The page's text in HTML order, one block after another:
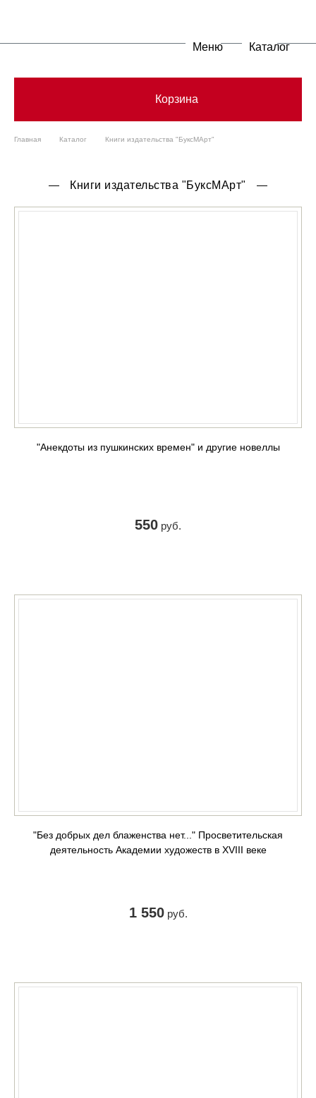
Меню Каталог
Корзина
Главная Каталог Книги издательства "БуксМАрт"
Книги издательства "БуксМАрт"
"Анекдоты из пушкинских времен" и другие новеллы
550 руб.
"Без добрых дел блаженства нет..." Просветительская
деятельность Академии художеств в XVIII веке
1 550руб.